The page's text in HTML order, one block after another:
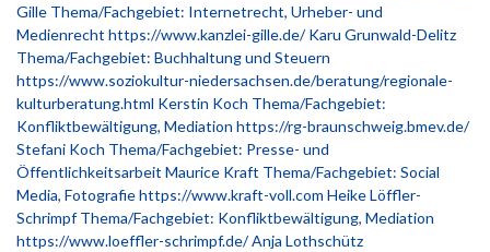
Gille Thema/Fachgebiet: Internetrecht, Urheber- und
Medienrecht https://www.kanzlei-gille.de/ Karu Grunwald-Delitz
Thema/Fachgebiet: Buchhaltung und Steuern
https://www.soziokultur-niedersachsen.de/beratung/regionale-
kulturberatung.html Kerstin Koch Thema/Fachgebiet:
Konfliktbewältigung, Mediation https://rg-braunschweig.bmev.de/
Stefani Koch Thema/Fachgebiet: Presse- und
Öffentlichkeitsarbeit Maurice Kraft Thema/Fachgebiet: Social
Media, Fotografie https://www.kraft-voll.com Heike Löffler-
Schrimpf Thema/Fachgebiet: Konfliktbewältigung, Mediation
https://www.loeffler-schrimpf.de/ Anja Lothschütz